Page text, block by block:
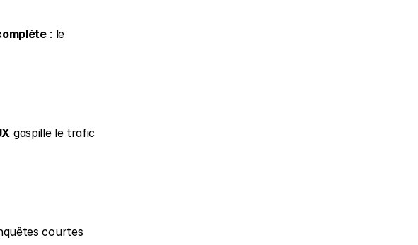
: le
gaspille le trafic
courtes